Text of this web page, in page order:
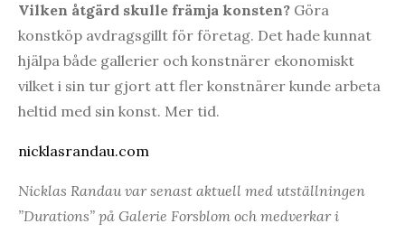
Vilken åtgärd skulle främja konsten? Göra
konstköp avdragsgillt för företag. Det hade kunnat
hjälpa både gallerier och konstnärer ekonomiskt
vilket i sin tur gjort att fler konstnärer kunde arbeta
heltid med sin konst. Mer tid.
nicklasrandau.com
Nicklas Randau var senast aktuell med utställningen
”Durations” på Galerie Forsblom och medverkar i